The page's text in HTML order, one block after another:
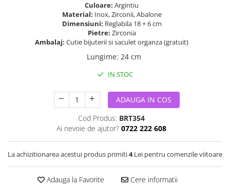
Culoare: Argintiu
Material: Inox, Zirconii, Abalone
Dimensiuni: Reglabila 18 + 6 cm
Pietre: Zirconia
Ambalaj: Cutie bijuterii si saculet organza (gratuit)
Lungime: 24 cm
IN STOC
ADAUGA IN COS
Cod Produs: BRT354
Ai nevoie de ajutor? 0722 222 608
La achizitionarea acestui produs primiti4Lei pentru comenzile viitoare
Adauga la Favorite Cere informatii